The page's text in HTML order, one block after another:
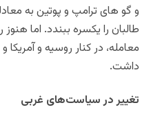
و گو های ترامپ و پوتین به
طالبان را یکسره ببندد. اما
معامله، در کنار روسیه و آمریکا
داشت.
تغییر در سیاست‌های غربی